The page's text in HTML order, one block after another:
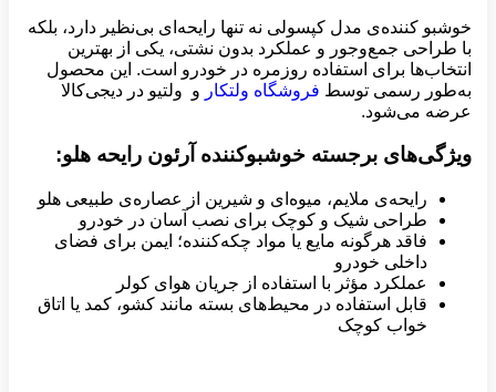
خوشبو کننده‌ی مدل کپسولی نه تنها رایحه‌ای بی‌نظیر دارد، بلکه
با طراحی جمع‌وجور و عملکرد بدون نشتی، یکی از بهترین
انتخاب‌ها برای استفاده روزمره در خودرو است. این محصول
به‌طور رسمی توسط فروشگاه ولتکار و ولتیو در دیجی‌کالا
عرضه می‌شود.
ویژگی‌های برجسته خوشبوکننده آرئون رایحه هلو:
رایحه‌ی ملایم، میوه‌ای و شیرین از عصاره‌ی طبیعی هلو
طراحی شیک و کوچک برای نصب آسان در خودرو
فاقد هرگونه مایع یا مواد چکه‌کننده؛ ایمن برای فضای
داخلی خودرو
عملکرد مؤثر با استفاده از جریان هوای کولر
قابل استفاده در محیط‌های بسته مانند کشو، کمد یا اتاق
خواب کوچک